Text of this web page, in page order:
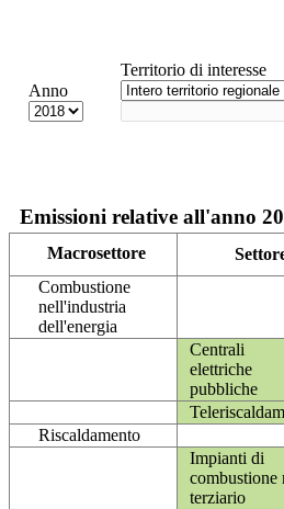
Anno
Territorio di interesse
Emissioni relative all'anno
Macrosettore
Combustione
nell'industria
dell'energia
Centrali
elettriche
pubbliche
Riscaldamento
Impianti di
combustione
terziario